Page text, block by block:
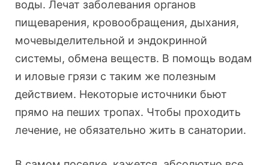
воды. Лечат заболевания органов
пищеварения, кровообращения, дыхания,
мочевыделительной и эндокринной
системы, обмена веществ. В помощь водам
и иловые грязи с таким же полезным
действием. Некоторые источники бьют
прямо на пеших тропах. Чтобы проходить
лечение, не обязательно жить в санатории.